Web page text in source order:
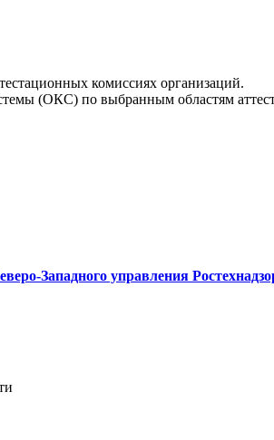
комиссиях организаций.
(ОКС) по выбранным областям
Западного управления